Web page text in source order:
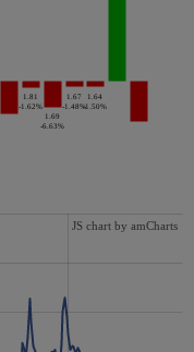
1.81
-1.62%
1.69
-6.63%
1.67
-1.48%
1.64
-1.50%
JS chart by amCharts